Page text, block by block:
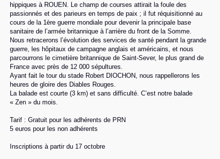
hippiques à ROUEN. Le champ de courses attirait la foule des
passionnés et des parieurs en temps de paix ; il fut réquisitionné au
cours de la 1ère guerre mondiale pour devenir la principale base
sanitaire de l’armée britannique à l’arrière du front de la Somme.
Nous retracerons l’évolution des services de santé pendant la grande
guerre, les hôpitaux de campagne anglais et américains, et nous
parcourrons le cimetière britannique de Saint-Sever, le plus grand de
France avec près de 12 000 sépultures.
Ayant fait le tour du stade Robert DIOCHON, nous rappellerons les
heures de gloire des Diables Rouges.
La balade est courte (3 km) et sans difficulté. C’est notre balade
« Zen » du mois.
Tarif : Gratuit pour les adhérents de PRN
5 euros pour les non adhérents
Inscriptions à partir du 17 octobre